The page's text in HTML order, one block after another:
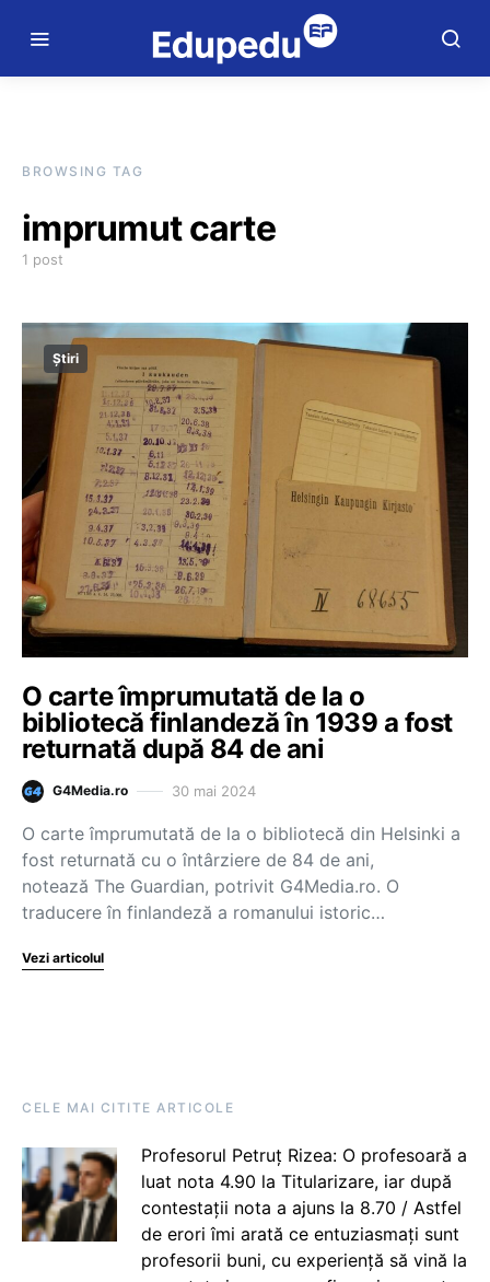
BROWSING TAG
imprumut carte
1 post
Știri
O carte împrumutată de la o
bibliotecă finlandeză în 1939 a fost
returnată după 84 de ani
G4Media.ro 30 mai 2024
O carte împrumutată de la o bibliotecă din Helsinki a
fost returnată cu o întârziere de 84 de ani,
notează The Guardian, potrivit G4Media.ro. O
traducere în finlandeză a romanului istoric…
Vezi articolul
CELE MAI CITITE ARTICOLE
Profesorul Petruț Rizea: O profesoară a
luat nota 4.90 la Titularizare, iar după
contestații nota a ajuns la 8.70 / Astfel
de erori îmi arată ce entuziasmați sunt
profesorii buni, cu experiență să vină la